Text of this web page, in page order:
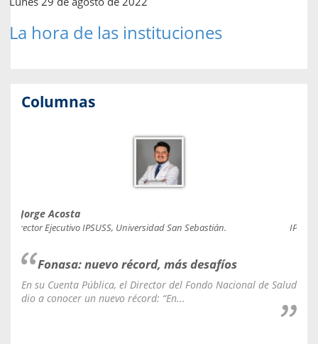
La hora de las instituciones
Columnas
Jorge Acosta
Director Ejecutivo IPSUSS, Universidad San Sebastián.
Fonasa: nuevo récord, más desafíos
En su Cuenta Pública, el Director del Fondo Nacional de Salud
dio a conocer un nuevo récord: “En...